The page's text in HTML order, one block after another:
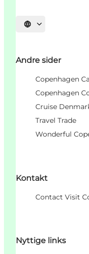
Velg språk
Andre sider
Copenhagen
Copenhagen
Cruise
Travel Trade
Wonderful
Kontakt
Contact Visit
Nyttige links